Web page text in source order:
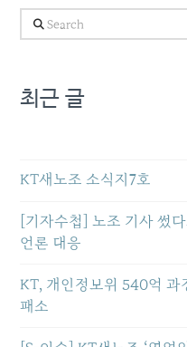
Search
최근 글
KT새노조 소식지7호
[기자수첩] 노조 기사 썼
언론 대응
KT, 개인정보위 540억 과
패소